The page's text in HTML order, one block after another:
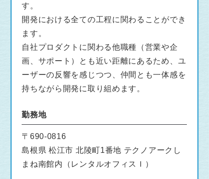
す。
開発における全ての工程に関わることができ
ます。
自社プロダクトに関わる他職種（営業や企
画、サポート）とも近い距離にあるため、ユ
ーザーの反響を感じつつ、仲間とも一体感を
持ちながら開発に取り組めます。
勤務地
〒690-0816
島根県 松江市 北陵町1番地 テクノアークし
まね南館内（レンタルオフィスＩ）